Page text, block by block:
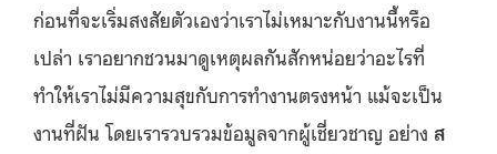
ก่อนที่จะเริ่มสงสัยตัวเองว่าเราไม่เหมาะกับงานนี้หรือ
เปล่า เราอยากชวนมาดูเหตุผลกันสักหน่อยว่าอะไรที่
ทำให้เราไม่มีความสุขกับการทำงานตรงหน้า แม้จะเป็น
งานที่ฝัน โดยเรารวบรวมข้อมูลจากผู้เชี่ยวชาญ อย่าง ส